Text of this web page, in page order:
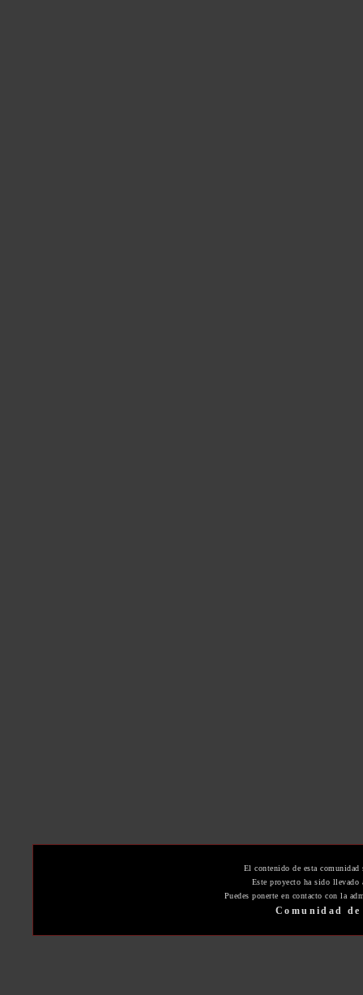
El contenido de esta
Este proyecto ha sido
Puedes ponerte en contacto con la
Comunidad